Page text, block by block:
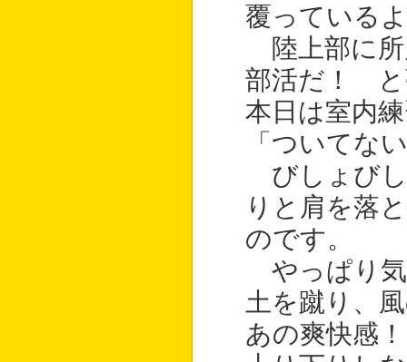
覆っている
陸上部に
部活だ！ と
本日は室内
「ついてな
びしょびし
りと肩を落
のです。
やっぱり気
土を蹴り、
あの爽快感